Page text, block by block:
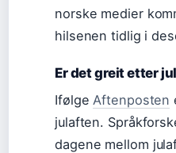
norske medier
hilsenen tidlig i
Er det greit etter
Ifølge Aftenposten
julaften.
dagene mellom